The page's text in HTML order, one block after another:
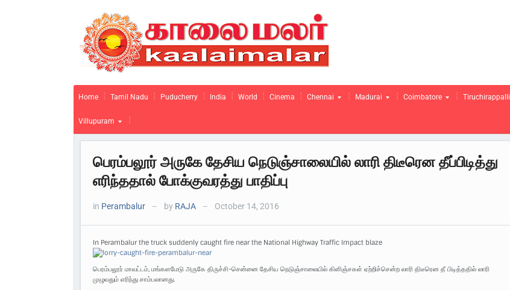
Home Tamil Nadu Puducherry India World Cinema Chennai Madurai Coimbatore Tiruchirappalli
Villupuram
பெரம்பலூர் அருகே தேசிய நெடுஞ்சாலையில் லாரி திடீரென தீப்பிடித்து
எரிந்ததால் போக்குவரத்து பாதிப்பு
in Perambalur — by RAJA — October 14, 2016
In Perambalur the truck suddenly caught fire near the National Highway Traffic Impact blaze
பெரம்பலூர் மாவட்டம், மங்களமேடு அருகே திருச்சி-சென்னை தேசிய நெடுஞ்சாலையில் கிளிஞ்சகள் ஏற்றிச்சென்ற லாரி திடீரென தீ பிடித்ததில் லாரி
முழுவதும் எரிந்து சாம்பலானது.